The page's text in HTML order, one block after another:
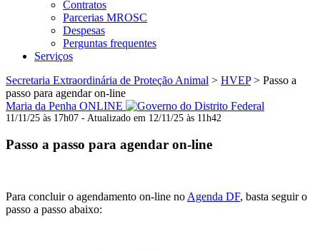
Contratos
Parcerias MROSC
Despesas
Perguntas frequentes
Serviços
Secretaria Extraordinária de Proteção Animal > HVEP> Passo a
passo para agendar on-line
Maria da Penha ONLINE
11/11/25 às 17h07 - Atualizado em 12/11/25 às 11h42
Passo a passo para agendar on-line
Para concluir o agendamento on-line no Agenda DF, basta seguir o
passo a passo abaixo: